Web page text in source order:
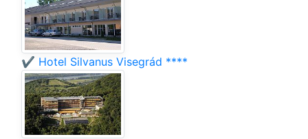
✔️ Hotel Silvanus Visegrád ****